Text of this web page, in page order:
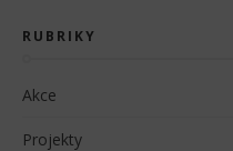
RUBRIKY
Akce
Projekty